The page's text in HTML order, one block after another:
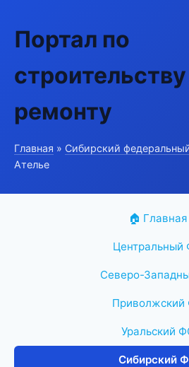
Портал по
ремонту
Главная » Сибирский
Ателье
🏠 Главная
Центральный
Северо-
Уральский
Сибирский